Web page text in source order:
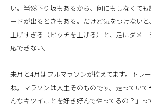
い。当然下り坂もあるから、何にもしなくて
ードが出るときもある。だけど気をつけない
上げすぎる（ピッチを上げる）と、足にダメ
応できない。
来月と4月はフルマラソンが控えてます。トレ
ね。マラソンは人生そのものです。走っていて
んなキツイことを好き好んでやってるの？」っ